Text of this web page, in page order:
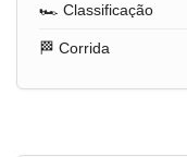
🏎️ Classificação
🏁 Corrida